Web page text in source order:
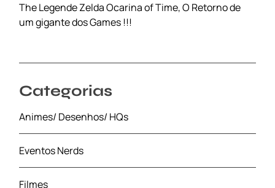
The Legende Zelda Ocarina of Time, O Retorno de
um gigante dos Games !!!
Categorias
Animes/ Desenhos/ HQs
Eventos Nerds
Filmes